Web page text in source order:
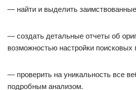
— найти и выделить заимствованные
— создать детальные отчеты об
возможностью настройки поисковых
— проверить на уникальность все
подробным анализом.